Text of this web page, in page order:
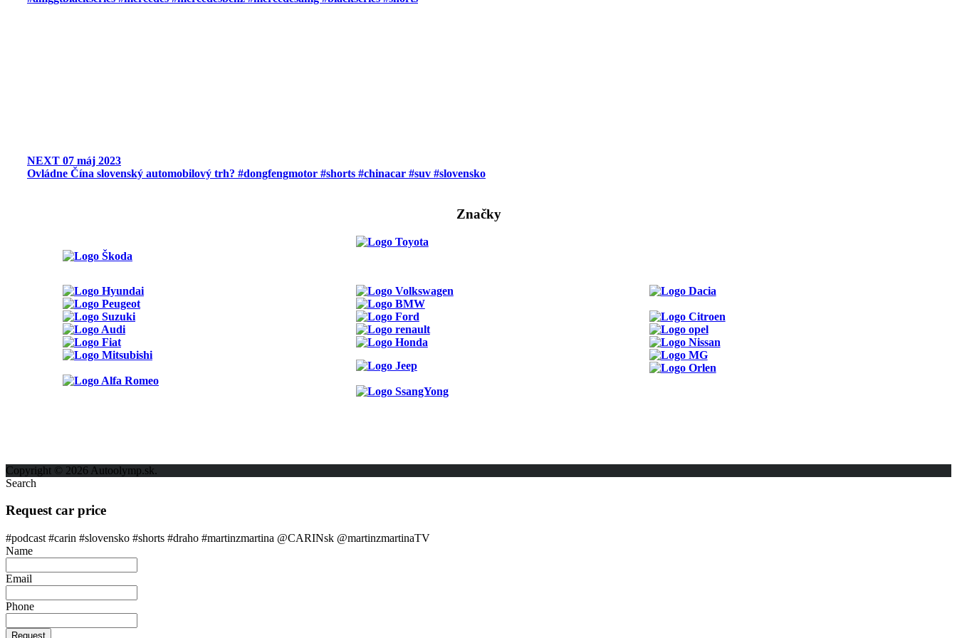
NEXT 07 máj 2023
Ovládne Čína slovenský automobilový trh? #dongfengmotor #shorts #chinacar #suv #slovensko
Značky
Copyright © 2026 Autoolymp.sk.
Search
Request car price
#podcast #carin #slovensko #shorts #draho #martinzmartina @CARINsk @martinzmartinaTV
Name
Email
Phone
Request